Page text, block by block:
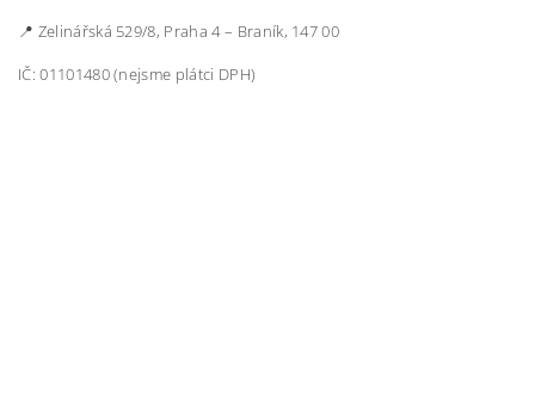
📍 Zelinářská 529/8, Praha 4 – Braník, 147 00
IČ: 01101480 (nejsme plátci DPH)